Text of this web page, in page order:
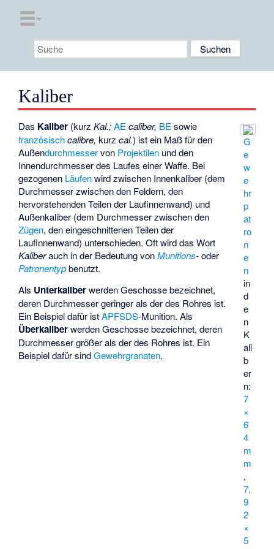
Kaliber
G
e
w
e
hr
p
at
ro
n
e
n
in
d
e
n
K
ali
b
er
n:
7
×
6
4
m
m
,
7,
9
2
×
5
Das Kaliber (kurzKal.; AE caliber, BEsowie
französisch calibre, kurzcal.) ist ein Maß für den
Außendurchmesservon Projektilen und den
Innendurchmesser des Laufes einer Waffe. Bei
gezogenen Läufenwird zwischen Innenkaliber (dem
Durchmesser zwischen den Feldern, den
hervorstehenden Teilen der Laufinnenwand) und
Außenkaliber (dem Durchmesser zwischen den
Zügen, den eingeschnittenen Teilen der
Laufinnenwand) unterschieden. Oft wird das Wort
Kaliberauch in der Bedeutung vonMunitions-oder
Patronentypbenutzt.
Als Unterkaliberwerden Geschosse bezeichnet,
deren Durchmesser geringer als der des Rohres ist.
Ein Beispiel dafür istAPFSDS-Munition. Als
Überkaliberwerden Geschosse bezeichnet, deren
Durchmesser größer als der des Rohres ist. Ein
Beispiel dafür sindGewehrgranaten.